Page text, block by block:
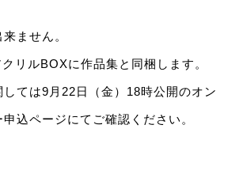
ません。
リルBOXに作品集と同梱します。
ては9⽉22⽇（⾦）18時公開のオン
込ページにてご確認ください。